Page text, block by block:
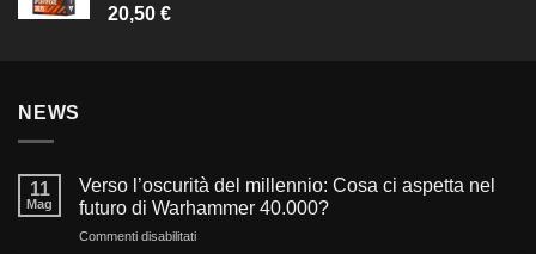
20,50 €
NEWS
11
Mag
Verso l’oscurità del millennio: Cosa ci aspetta nel
futuro di Warhammer 40.000?
Commenti disabilitatisu